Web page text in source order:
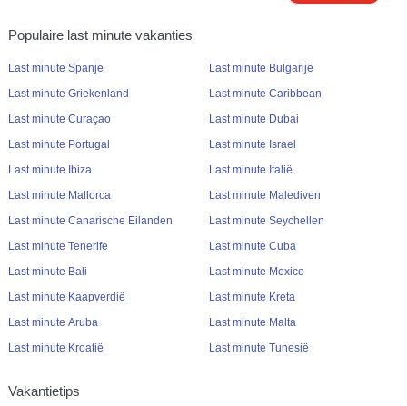
Populaire last minute vakanties
Last minute Spanje
Last minute Griekenland
Last minute Curaçao
Last minute Portugal
Last minute Ibiza
Last minute Mallorca
Last minute Canarische Eilanden
Last minute Tenerife
Last minute Bali
Last minute Kaapverdië
Last minute Aruba
Last minute Kroatië
Last minute Bulgarije
Last minute Caribbean
Last minute Dubai
Last minute Israel
Last minute Italië
Last minute Malediven
Last minute Seychellen
Last minute Cuba
Last minute Mexico
Last minute Kreta
Last minute Malta
Last minute Tunesië
Vakantietips